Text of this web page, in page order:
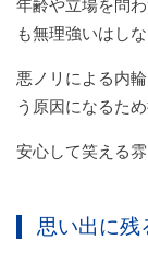
年齢や立場を問
も無理強いはし
悪ノリによる内
う原因になるた
安心して笑える
思い出に残